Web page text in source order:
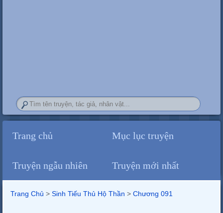
Trang chủ Mục lục truyện
Truyện ngẫu nhiên Truyện mới nhất
Trang Chủ >Sinh Tiếu Thủ Hộ Thần >Chương 091